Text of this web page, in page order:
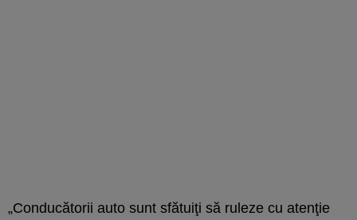
„Conducătorii auto sunt sfătuiţi să ruleze cu atenţie